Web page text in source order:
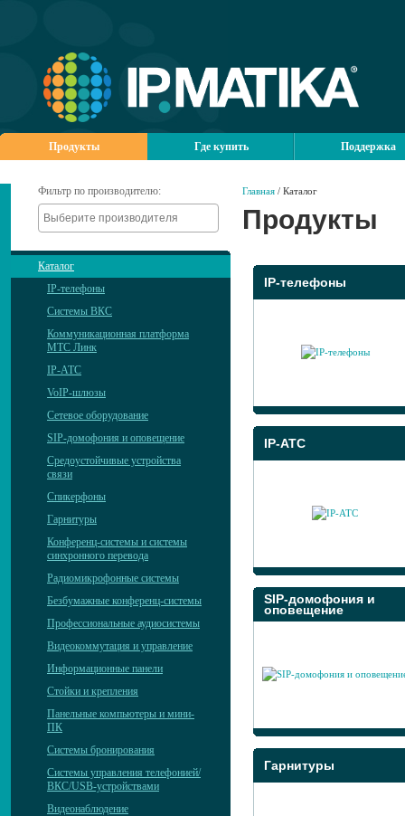
Продукты Где купить Поддержка
Фильтр по производителю:
Каталог
IP-телефоны
Системы ВКС
Коммуникационная платформа
МТС Линк
IP-АТС
VoIP-шлюзы
Сетевое оборудование
SIP-домофония и оповещение
Средоустойчивые устройства
связи
Спикерфоны
Гарнитуры
Конференц-системы и системы
синхронного перевода
Радиомикрофонные системы
Безбумажные конференц-системы
Профессиональные аудиосистемы
Видеокоммутация и управление
Информационные панели
Стойки и крепления
Панельные компьютеры и мини-
ПК
Системы бронирования
Системы управления телефонией/
ВКС/USB-устройствами
Видеонаблюдение
Главная / Каталог
Продукты
IP-телефоны
IP-АТС
SIP-домофония и
оповещение
Гарнитуры